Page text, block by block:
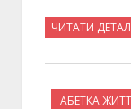
ЧИТАТИ
АБЕТКА